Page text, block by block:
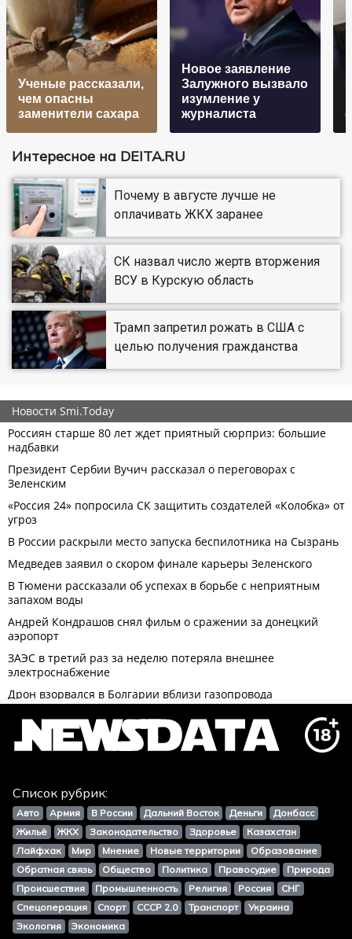
Ученые рассказали,
чем опасны
заменители сахара
Новое заявление
Залужного вызвало
изумление у
журналиста
Интересное на DEITA.RU
Почему в августе лучше не
оплачивать ЖКХ заранее
СК назвал число жертв вторжения
ВСУ в Курскую область
Трамп запретил рожать в США с
целью получения гражданства
Список рубрик:
Авто Армия В России Дальний Восток Деньги
Донбасс
Жильё
ЖКХ Законодательство Здоровье
Казахстан
Лайфхак
Мир Мнение Новые территории
Образование
Обратная связь
Общество Политика Правосудие
Природа
Происшествия
Промышленность Религия Россия
СНГ
Спецоперация
Спорт СССР 2.0 Транспорт
Украина
Экология
Экономика